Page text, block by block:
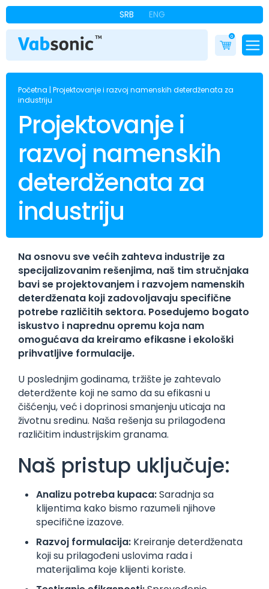
SRB ENG
0
Početna | Projektovanje i razvoj namenskih deterdženata za
industriju
Projektovanje i
razvoj namenskih
deterdženata za
industriju
Na osnovu sve većih zahteva industrije za
specijalizovanim rešenjima, naš tim stručnjaka
bavi se projektovanjem i razvojem namenskih
deterdženata koji zadovoljavaju specifične
potrebe različitih sektora. Posedujemo bogato
iskustvo i naprednu opremu koja nam
omogućava da kreiramo efikasne i ekološki
prihvatljive formulacije.
U poslednjim godinama, tržište je zahtevalo
deterdžente koji ne samo da su efikasni u
čišćenju, već i doprinosi smanjenju uticaja na
životnu sredinu. Naša rešenja su prilagođena
različitim industrijskim granama.
Naš pristup uključuje:
Analizu potreba kupaca:Saradnja sa
klijentima kako bismo razumeli njihove
specifične izazove.
Razvoj formulacija: Kreiranje deterdženata
koji su prilagođeni uslovima rada i
materijalima koje klijenti koriste.